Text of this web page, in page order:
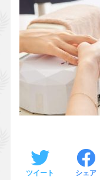
ツイート シェア